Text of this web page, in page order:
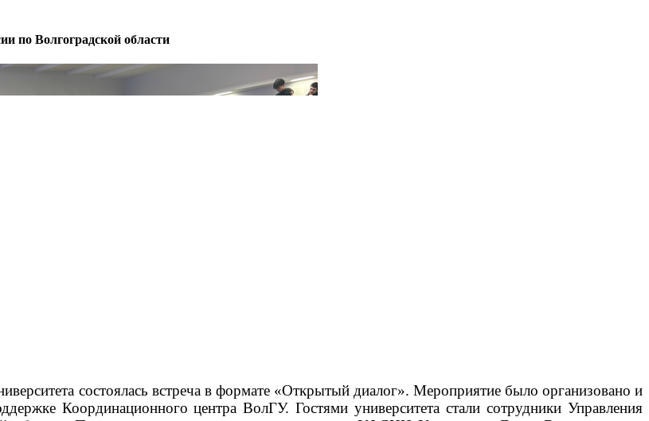
по Волгоградской области
состоялась встреча в формате «Открытый диалог». Мероприятие было организовано и
Координационного центра ВолГУ. Гостями университета стали сотрудники Управления